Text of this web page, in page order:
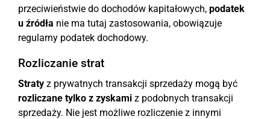
przeciwieństwie do dochodów kapitałowych, podatek
u źródła nie ma tutaj zastosowania, obowiązuje
regularny podatek dochodowy.
Rozliczanie strat
Straty z prywatnych transakcji sprzedaży mogą być
rozliczane tylko z zyskami z podobnych transakcji
sprzedaży. Nie jest możliwe rozliczenie z innymi